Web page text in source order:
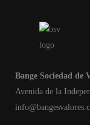
Bange Sociedad de
Avenida de la